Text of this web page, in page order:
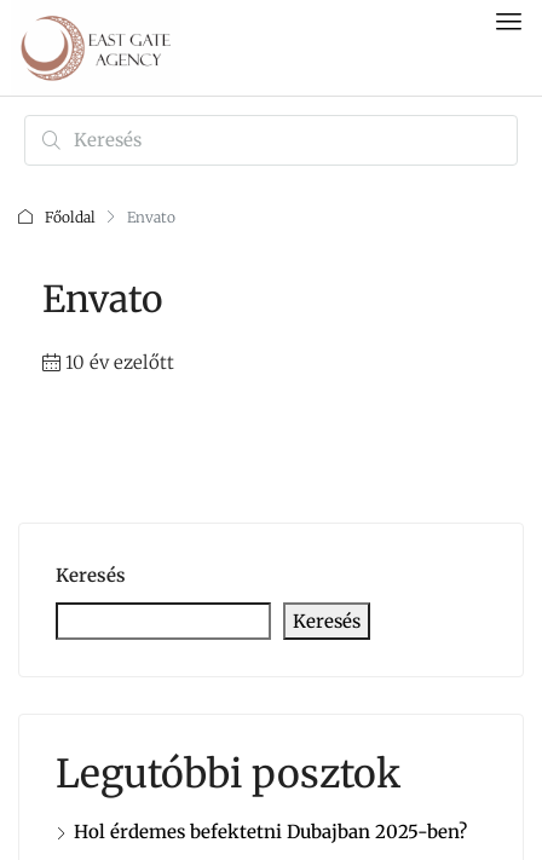
Főoldal Envato
Envato
10 év ezelőtt
Keresés
Keresés
Legutóbbi posztok
Hol érdemes befektetni Dubajban 2025-ben?